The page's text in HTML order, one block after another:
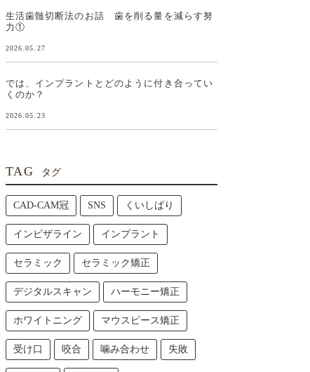
生活歯髄切断法のお話 歯を削る量を減らす努
力①
2026.05.27
では、インプラントとどのように付き合ってい
くのか？
2026.05.23
TAG タグ
CAD-CAM冠 SNS くいしばり
インビザライン インプラント
セラミック セラミック矯正
デジタルスキャン ハーモニー矯正
ホワイトニング マウスピース矯正
受け口 咬合 噛み合わせ 失敗